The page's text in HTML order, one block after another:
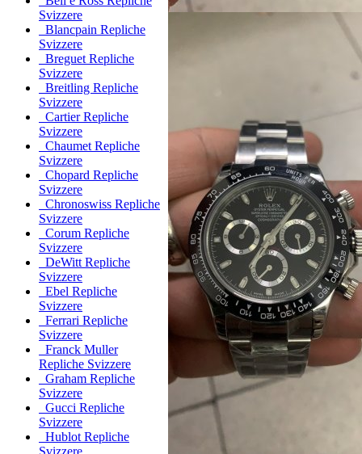
Svizzere
Blancpain Repliche
Svizzere
Breguet Repliche
Svizzere
Breitling Repliche
Svizzere
Cartier Repliche
Svizzere
Chaumet Repliche
Svizzere
Chopard Repliche
Svizzere
Chronoswiss Repliche
Svizzere
Corum Repliche
Svizzere
DeWitt Repliche
Svizzere
Ebel Repliche
Svizzere
Ferrari Repliche
Svizzere
Franck Muller
Repliche Svizzere
Graham Repliche
Svizzere
Gucci Repliche
Svizzere
Hublot Repliche